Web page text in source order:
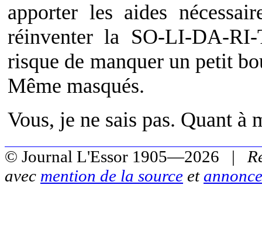
apporter les aides
réinventer la SO-LI-DA-
risque de manquer un petit
Même masqués.
Vous, je ne sais pas. Quant à
© Journal L'Essor 1905—2026 |
avec mention de la source et